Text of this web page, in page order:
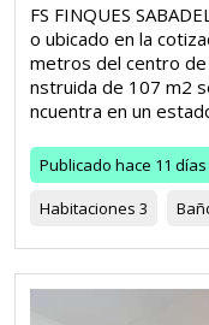
FS FINQUES
o ubicado en la
metros del centro de
nstruida de 107 m2
ncuentra en un
Publicado hace 11 días
Habitaciones 3